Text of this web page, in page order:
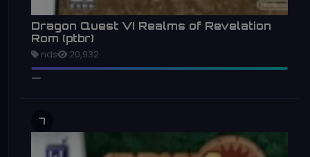
Dragon Quest VI Realms of Revelation
Rom (ptbr)
nds 20,932
7